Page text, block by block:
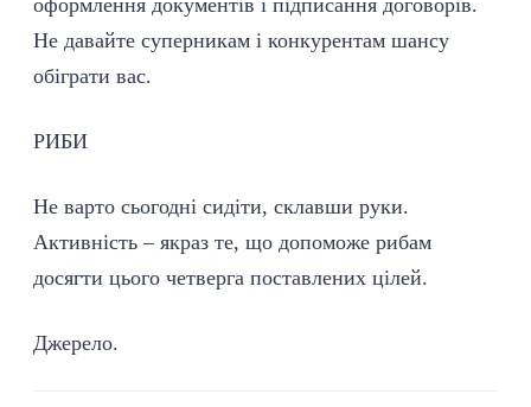
оформлення документів і підписання договорів.
Не давайте суперникам і конкурентам шансу
обіграти вас.
РИБИ
Не варто сьогодні сидіти, склавши руки.
Активність – якраз те, що допоможе рибам
досягти цього четверга поставлених цілей.
Джерело.